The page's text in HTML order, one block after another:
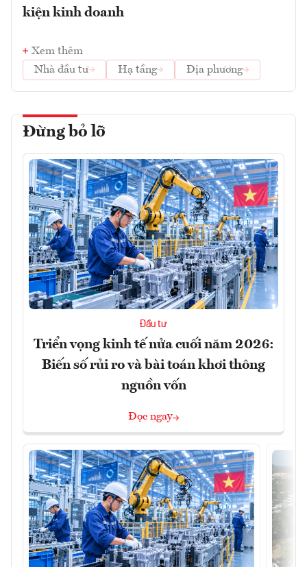
kiện kinh doanh
Xem thêm
Nhà đầu tư
Hạ tầng Địa phương
Đừng bỏ lỡ
Đầu tư
Triển vọng kinh tế nửa cuối năm 2026:
Biến số rủi ro và bài toán khơi thông
nguồn vốn
Đọc ngay